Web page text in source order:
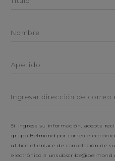
Nombre
Apellido
Ingresar dirección de correo
Si ingresa su información, acepta
grupo Belmond por correo
utilice el enlace de cancelación de
electrónico a